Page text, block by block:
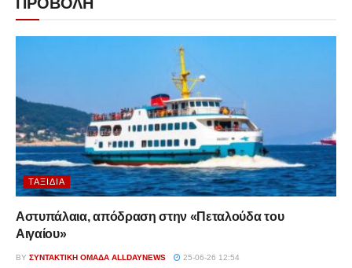
ΤΑΞΊΔΙΑ
Αστυπάλαια, απόδραση στην «Πεταλούδα του
Αιγαίου»
BY ΣΥΝΤΑΚΤΙΚΉ ΟΜΆΔΑ ALLDAYNEWS 25-06-26 12:54